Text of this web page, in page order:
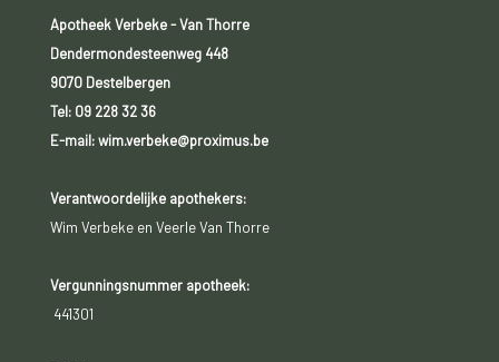
Apotheek Verbeke - Van Thorre
Dendermondesteenweg 448
9070 Destelbergen
Tel: 09 228 32 36
E-mail: wim.verbeke@proximus.be
Verantwoordelijke apothekers:
Wim Verbeke en Veerle Van Thorre
Vergunningsnummer apotheek:
441301